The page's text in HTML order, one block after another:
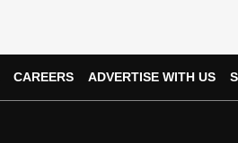
CAREERS ADVERTISE WITH US